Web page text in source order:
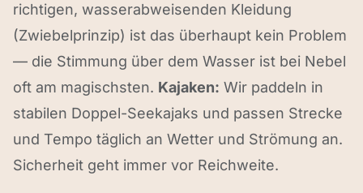
richtigen, wasserabweisenden Kleidung
(Zwiebelprinzip) ist das überhaupt kein Problem
— die Stimmung über dem Wasser ist bei Nebel
oft am magischsten. Kajaken: Wir paddeln in
stabilen Doppel-Seekajaks und passen Strecke
und Tempo täglich an Wetter und Strömung an.
Sicherheit geht immer vor Reichweite.